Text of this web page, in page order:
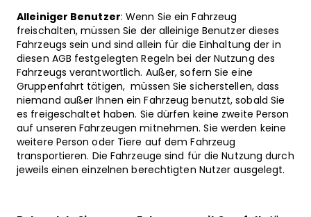
Alleiniger Benutzer: Wenn Sie ein Fahrzeug
freischalten, müssen Sie der alleinige Benutzer dieses
Fahrzeugs sein und sind allein für die Einhaltung der in
diesen AGB festgelegten Regeln bei der Nutzung des
Fahrzeugs verantwortlich. Außer, sofern Sie eine
Gruppenfahrt tätigen, müssen Sie sicherstellen, dass
niemand außer Ihnen ein Fahrzeug benutzt, sobald Sie
es freigeschaltet haben. Sie dürfen keine zweite Person
auf unseren Fahrzeugen mitnehmen. Sie werden keine
weitere Person oder Tiere auf dem Fahrzeug
transportieren. Die Fahrzeuge sind für die Nutzung durch
jeweils einen einzelnen berechtigten Nutzer ausgelegt.